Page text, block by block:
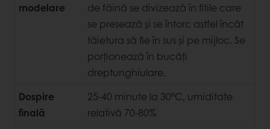
modelare
de făină se divizează în fitile care
se presează și se întorc astfel încât
tăietura să fie în sus și pe mijloc. Se
porționează în bucăți
dreptunghiulare.
Dospire
finală
25-40 minute la 30°C, umiditate
relativă 70-80%